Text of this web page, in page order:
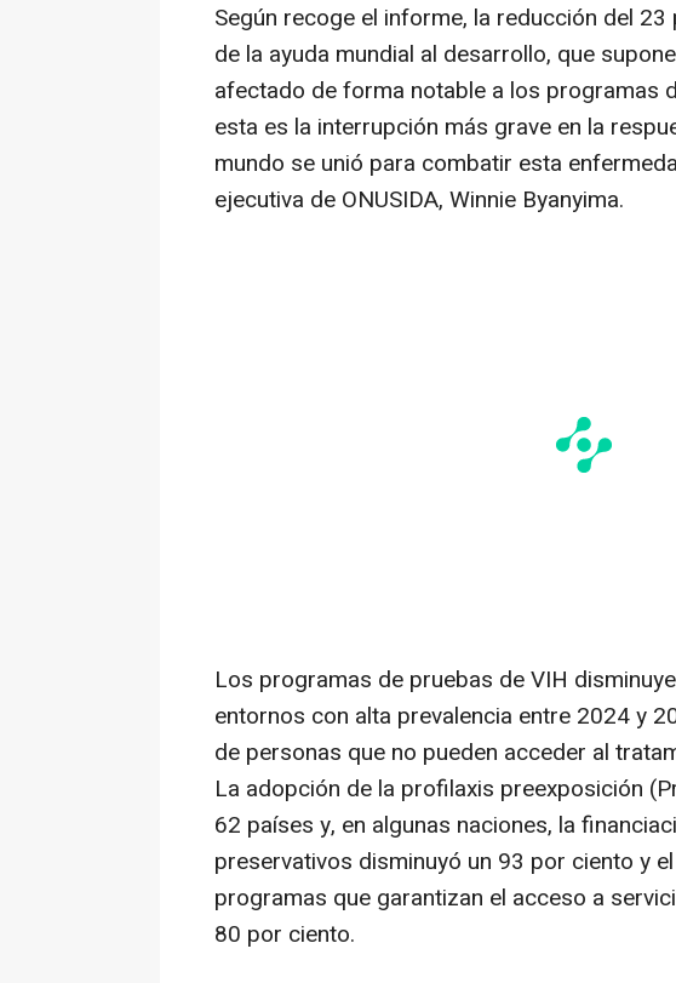
Según recoge el informe, la reducción del
de la ayuda mundial al desarrollo, que
afectado de forma notable a los programas
esta es la interrupción más grave en la
mundo se unió para combatir esta
ejecutiva de ONUSIDA, Winnie Byanyima.
Los programas de pruebas de VIH
entornos con alta prevalencia entre 2024 y
de personas que no pueden acceder al
La adopción de la profilaxis preexposición
62 países y, en algunas naciones, la
preservativos disminuyó un 93 por ciento y
programas que garantizan el acceso a
80 por ciento.